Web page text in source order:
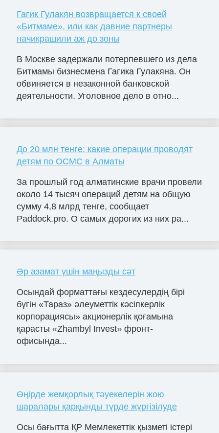
Гагик Гулакян возвращается к своей
«Битмаме», или как давние партнеры
начикрашили аж до зоны
В Москве задержали потерпевшего из дела
Битмамы бизнесмена Гагика Гулакяна. Он
обвиняется в незаконной банковской
деятельности. Уголовное дело в отно...
До 20 млн тенге: какие операции проводят
детям по ОСМС в Алматы
За прошлый год алматинские врачи провели
около 14 тысяч операций детям на общую
сумму 4,8 млрд тенге, сообщает
Paddock.pro. О самых дорогих из них ра...
Әр азамат үшін маңызды сәт
Осындай форматтағы кездесулердің бірі
бүгін «Тараз» әлеуметтік кәсіпкерлік
корпорациясы» акционерлік қоғамына
қарасты «Zhambyl Invest» фронт-
офисында...
Өңірде жемқорлық тәуекелерін жою
шаралары қарқынды түрде жүргізілуде
Осы бағытта ҚР Мемлекеттік қызметі істері